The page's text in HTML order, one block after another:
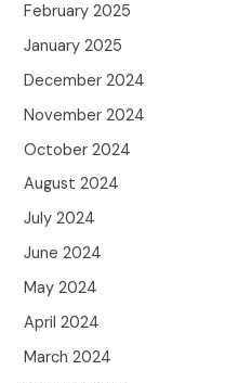
February 2025
January 2025
December 2024
November 2024
October 2024
August 2024
July 2024
June 2024
May 2024
April 2024
March 2024